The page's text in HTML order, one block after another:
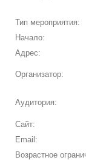
Тип мероприятия:
Начало:
Адрес:
Организатор:
Аудитория:
Сайт:
Email:
Возрастное